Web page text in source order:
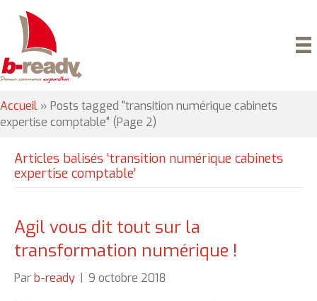
Accueil » Posts tagged "transition numérique cabinets
expertise comptable" (Page 2)
Articles balisés ‘transition numérique cabinets
expertise comptable’
Agil vous dit tout sur la
transformation numérique !
Par b-ready 9 octobre 2018